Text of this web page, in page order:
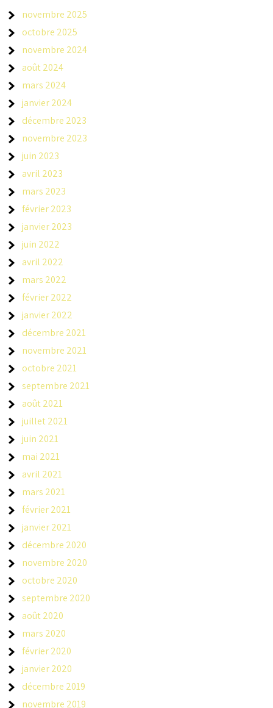
novembre 2025
octobre 2025
novembre 2024
août 2024
mars 2024
janvier 2024
décembre 2023
novembre 2023
juin 2023
avril 2023
mars 2023
février 2023
janvier 2023
juin 2022
avril 2022
mars 2022
février 2022
janvier 2022
décembre 2021
novembre 2021
octobre 2021
septembre 2021
août 2021
juillet 2021
juin 2021
mai 2021
avril 2021
mars 2021
février 2021
janvier 2021
décembre 2020
novembre 2020
octobre 2020
septembre 2020
août 2020
mars 2020
février 2020
janvier 2020
décembre 2019
novembre 2019